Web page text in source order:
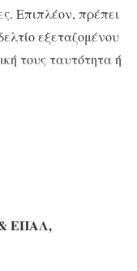
Επιπλέον, πρέπει
εξεταζομένου
τους ταυτότητα ή
& ΕΠΑΛ,